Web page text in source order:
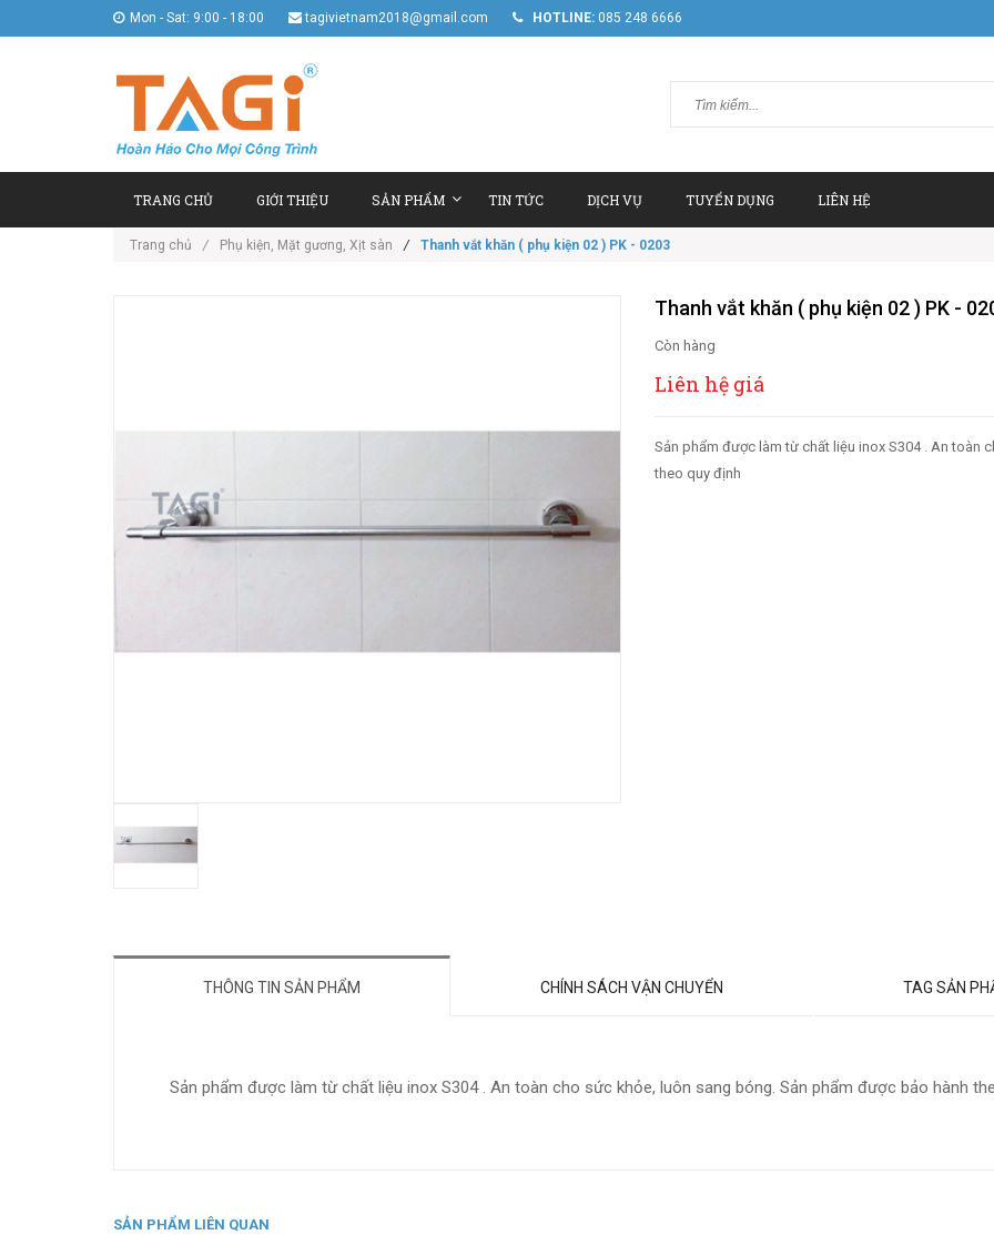
Mon - Sat: 9:00 - 18:00 tagivietnam2018@gmail.com HOTLINE: 085 248 6666
TRANG CHỦ GIỚI THIỆU SẢN PHẨM TIN TỨC DỊCH VỤ TUYỂN DỤNG LIÊN HỆ
Trang chủ / Phụ kiện, Mặt gương, Xịt sàn / Thanh vắt khăn ( phụ kiện 02 ) PK - 0203
Thanh vắt khăn ( phụ kiện 02 ) PK -
Còn hàng
Liên hệ giá
Sản phẩm được làm từ chất liệu inox S304 . An toàn
theo quy định
THÔNG TIN SẢN PHẨM CHÍNH SÁCH VẬN CHUYỂN TAG SẢN
Sản phẩm được làm từ chất liệu inox S304 . An toàn cho sức khỏe, luôn sang bóng. Sản phẩm được bảo hành
SẢN PHẨM LIÊN QUAN